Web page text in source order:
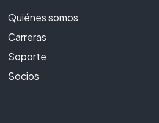
Quiénes somos
Carreras
Soporte
Socios